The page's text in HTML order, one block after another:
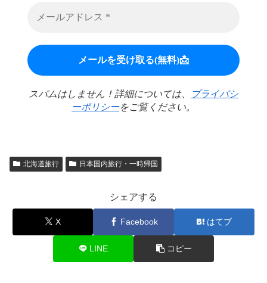
スパムはしません！詳細については、
プライバシ
ーポリシーをご覧ください。
北海道旅行 日本国内旅行・一時帰国
シェアする
X Facebook はてブ
LINE コピー